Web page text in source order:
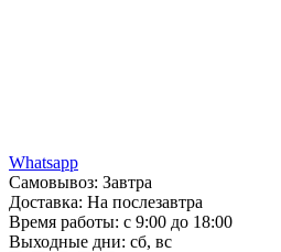
Whatsapp
Самовывоз: Завтра
Доставка: На послезавтра
Время работы: с 9:00 до 18:00
Выходные дни: сб, вс